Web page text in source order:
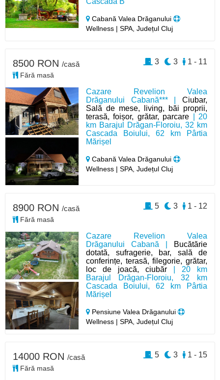
Cabană Valea Drăganului
Wellness | SPA, Județul Cluj
Cazare Revelion Valea
Drăganului Cabană*** | Ciubar,
Sală de mese, living, băi proprii,
terasă, foișor, grătar, parcare | 20
km Barajul Drăgan-Floroiu, 32 km
Cascada Boiului, 62 km Pârtia
Mărișel
Cabană Valea Drăganului
Wellness | SPA, Județul Cluj
8500 RON /casă
Fără masă
1 - 11
3
3
Cazare Revelion Valea
Drăganului Cabană |
Bucătărie
dotată, sufragerie, bar, sală de
conferințe, terasă, filegorie, grătar,
loc de joacă, ciubăr | 20 km
Barajul Drăgan-Floroiu, 32 km
Cascada Boiului, 62 km Pârtia
Mărișel
Pensiune Valea Drăganului
Wellness | SPA, Județul Cluj
8900 RON /casă
Fără masă
1 - 12
3
5
14000 RON /casă
Fără masă
1 - 15
3
5